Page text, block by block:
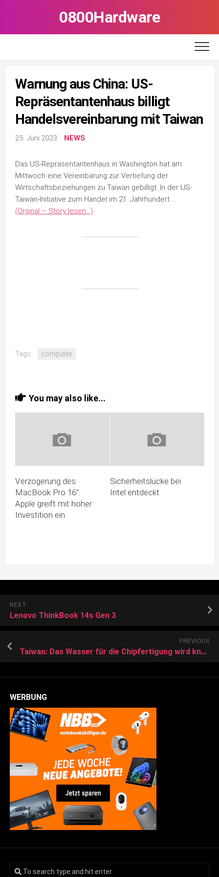
0800Hardware
Warnung aus China: US-
Repräsentantenhaus billigt
Handelsvereinbarung mit Taiwan
25. Juni 2023 NEWS
Das US-Repräsentantenhaus in Washington hat am
Mittwoch eine Vereinbarung zur Vertiefung der
Wirtschaftsbeziehungen zu Taiwan gebilligt. In der US-
Taiwan-Initiative zum Handel im 21. Jahrhundert …
(Orginal – Story lesen…)
Tags: computex
You may also like...
Verzögerung des
MacBook Pro 16″:
Apple greift mit hoher
Investition ein
Sicherheitslücke bei
Intel entdeckt
NEXT
Lenovo ThinkBook 14s Gen 3
PREVIOUS
Taiwan: Das Wasser für die Chipfertigung wird knapp
WERBUNG